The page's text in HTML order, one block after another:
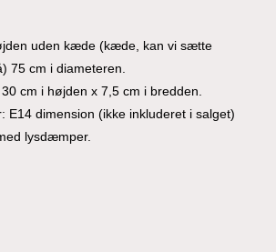
uden kæde (kæde, kan vi sætte
75 cm i diameteren.
cm i højden x 7,5 cm i bredden.
dimension (ikke inkluderet i salget)
lysdæmper.